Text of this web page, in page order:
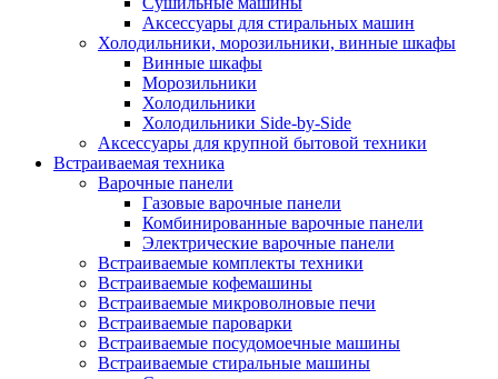
Аксессуары для стиральных машин
Холодильники, морозильники, винные шкафы
Винные шкафы
Морозильники
Холодильники
Холодильники Side-by-Side
Аксессуары для крупной бытовой техники
Встраиваемая техника
Варочные панели
Газовые варочные панели
Комбинированные варочные панели
Электрические варочные панели
Встраиваемые комплекты техники
Встраиваемые кофемашины
Встраиваемые микроволновые печи
Встраиваемые пароварки
Встраиваемые посудомоечные машины
Встраиваемые стиральные машины